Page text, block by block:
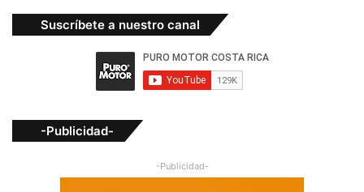
Suscríbete a nuestro canal
-Publicidad-
-Publicidad-